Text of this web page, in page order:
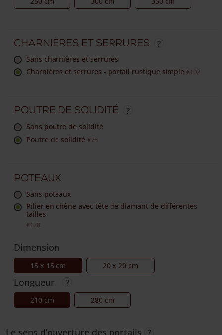
Charnières et serrures
sans charnières et serrures
Charnières et serrures - portail rustique simple €102
Poutre de solidité
sans poutre de solidité
Poutre de solidité €75
Poteaux
sans poteaux
Pilier en chêne avec tête de diamant de différentes
tailles
€178
Dimension
15 x 15 cm 20 x 20 cm
Longueur
210 cm 280 cm
Le sens d’ouverture des portails